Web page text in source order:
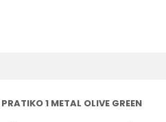
1 METAL OLIVE GREEN